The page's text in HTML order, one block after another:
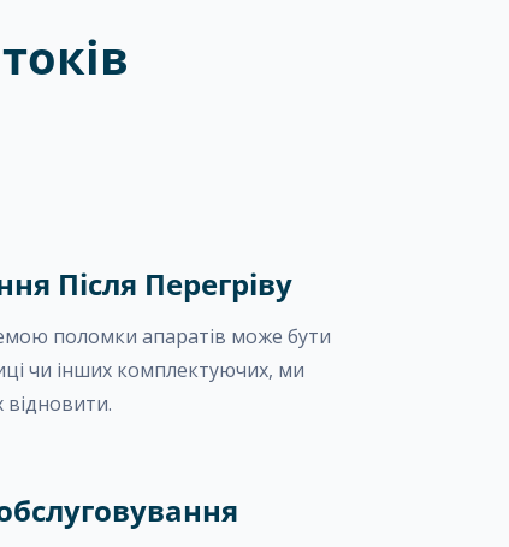
Після Перегріву
поломки апаратів може бути
чи інших комплектуючих, ми